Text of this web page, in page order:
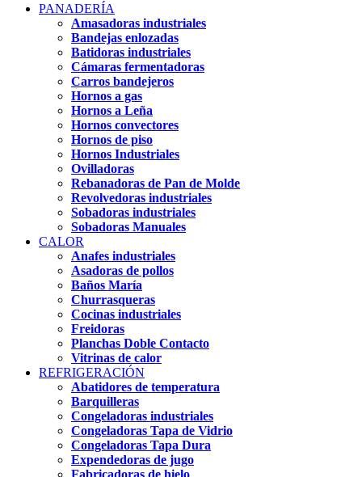
PANADERÍA
Amasadoras industriales
Bandejas enlozadas
Batidoras industriales
Cámaras fermentadoras
Carros bandejeros
Hornos a gas
Hornos a Leña
Hornos convectores
Hornos de piso
Hornos Industriales
Ovilladoras
Rebanadoras de Pan de Molde
Revolvedoras industriales
Sobadoras industriales
Sobadoras Manuales
CALOR
Anafes industriales
Asadoras de pollos
Baños María
Churrasqueras
Cocinas industriales
Freidoras
Planchas Doble Contacto
Vitrinas de calor
REFRIGERACIÓN
Abatidores de temperatura
Barquilleras
Congeladoras industriales
Congeladoras Tapa de Vidrio
Congeladoras Tapa Dura
Expendedoras de jugo
Fabricadoras de hielo